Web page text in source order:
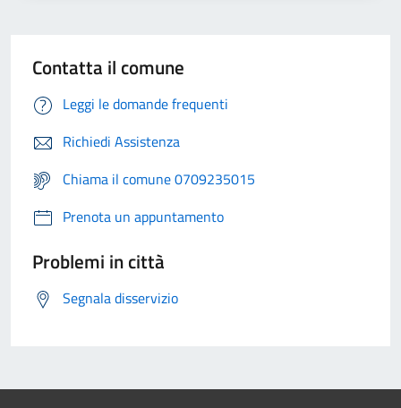
Contatta il comune
Leggi le domande frequenti
Richiedi Assistenza
Chiama il comune 0709235015
Prenota un appuntamento
Problemi in città
Segnala disservizio